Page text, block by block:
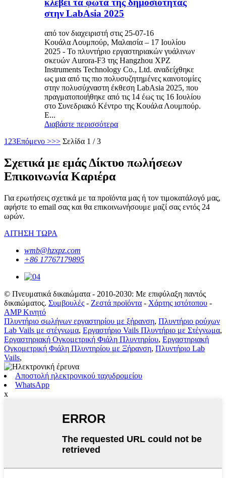
κλέβει τα φώτα της δημοσιότητας
στην LabAsia 2025
από τον διαχειριστή στις 25-07-16
Κουάλα Λουμπούρ, Μαλαισία – 17 Ιουλίου
2025 - Το πλυντήριο εργαστηριακών γυάλινων
σκευών Aurora-F3 της Hangzhou XPZ
Instruments Technology Co., Ltd. αναδείχθηκε
ως μια από τις πιο πολυσυζητημένες καινοτομίες
στην πολυσύχναστη έκθεση LabAsia 2025, που
πραγματοποιήθηκε από τις 14 έως τις 16 Ιουλίου
στο Συνεδριακό Κέντρο της Κουάλα Λουμπούρ.
Ε...
Διαβάστε περισσότερα
1 23Επόμενο >>> Σελίδα 1 / 3
Σχετικά με εμάς Δίκτυο πωλήσεων
Επικοινωνία Καριέρα
Για ερωτήσεις σχετικά με τα προϊόντα μας ή τον τιμοκατάλογό μας,
αφήστε το email σας και θα επικοινωνήσουμε μαζί σας εντός 24
ωρών.
ΑΙΤΗΣΗ ΤΩΡΑ
wmb@hzxpz.com
+86 17767179895
© Πνευματικά δικαιώματα - 2010-2030: Με επιφύλαξη παντός
δικαιώματος. Συμβουλές - Ζεστά προϊόντα - Χάρτης ιστότοπου -
AMP Κινητό
Πλυντήριο σωλήνων εργαστηρίου με ξήρανση, Πλυντήριο ρούχων
Lab Vails με στέγνωμα, Εργαστήριο Vails Πλυντήριο με Στέγνωμα,
Εργαστηριακή Ογκομετρική Φιάλη Πλυντηρίου, Εργαστηριακή
Ογκομετρική Φιάλη Πλυντηρίου με Ξήρανση, Πλυντήριο Lab
Vails,
Αποστολή ηλεκτρονικού ταχυδρομείου
WhatsApp
x